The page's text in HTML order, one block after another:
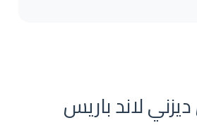
لاند باريس